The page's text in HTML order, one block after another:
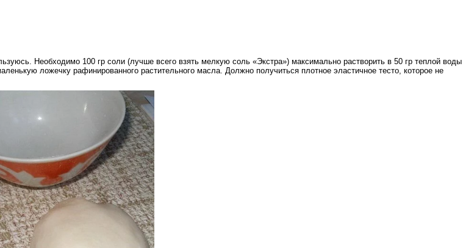
Необходимо 100 гр соли (лучше всего взять мелкую соль «Экстра») максимально растворить в 50 гр теплой воды
ложечку рафинированного растительного масла. Должно получиться плотное эластичное тесто, которое не